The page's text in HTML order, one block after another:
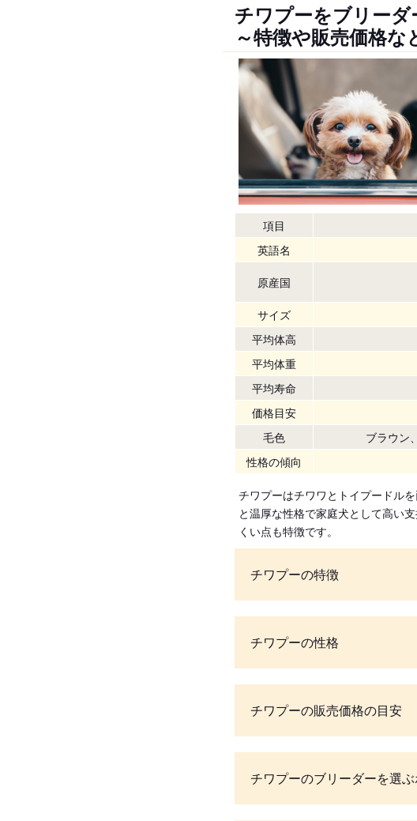
チワプーをブリーダ
～特徴や販売価格
項目
英語名
原産国
サイズ
平均体高
平均体重
平均寿命
価格目安
毛色
ブラウン
性格の傾向
チワプーはチワワとトイプードル
と温厚な性格で家庭犬として高い
くい点も特徴です。
チワプーの特徴
チワプーの性格
チワプーの販売価格の目安
チワプーのブリーダーを選ぶ